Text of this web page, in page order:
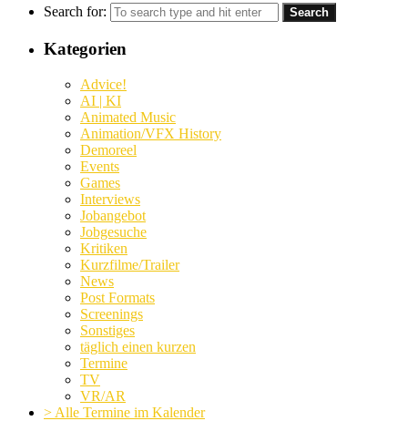
Search for:
Kategorien
Advice!
AI | KI
Animated Music
Animation/VFX History
Demoreel
Events
Games
Interviews
Jobangebot
Jobgesuche
Kritiken
Kurzfilme/Trailer
News
Post Formats
Screenings
Sonstiges
täglich einen kurzen
Termine
TV
VR/AR
> Alle Termine im Kalender